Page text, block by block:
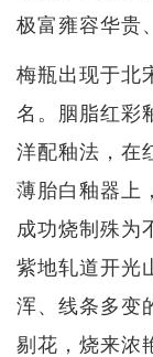
极富雍容华贵
梅瓶出现于北
名。胭脂红彩
洋配釉法，在
薄胎白釉器上
成功烧制殊为
紫地轧道开光
浑、线条多变
剔花，烧来浓